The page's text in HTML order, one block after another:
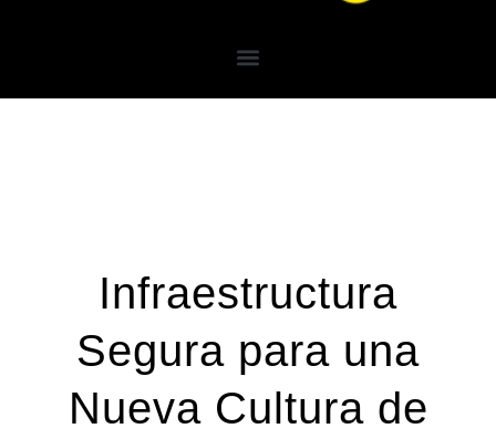
Infraestructura
Segura para una
Nueva Cultura de